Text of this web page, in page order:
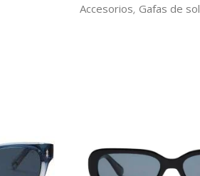
Accesorios, Gafas de sol